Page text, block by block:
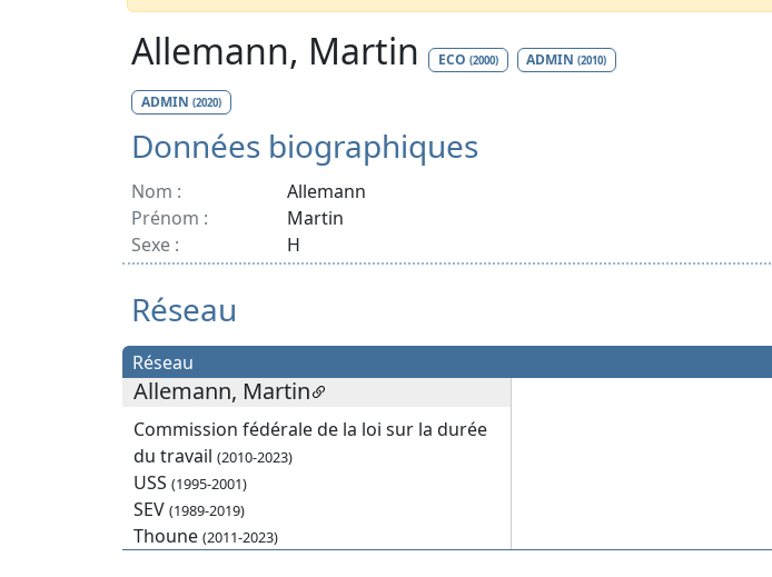
Allemann, Martin ECO (2000) ADMIN(2010)
ADMIN (2020)
Données biographiques
Nom :
Allemann
Prénom :
Martin
Sexe :
H
Réseau
Réseau
Allemann, Martin
Commission fédérale de la loi sur la durée
du travail (2010-2023)
USS (1995-2001)
SEV (1989-2019)
Thoune (2011-2023)